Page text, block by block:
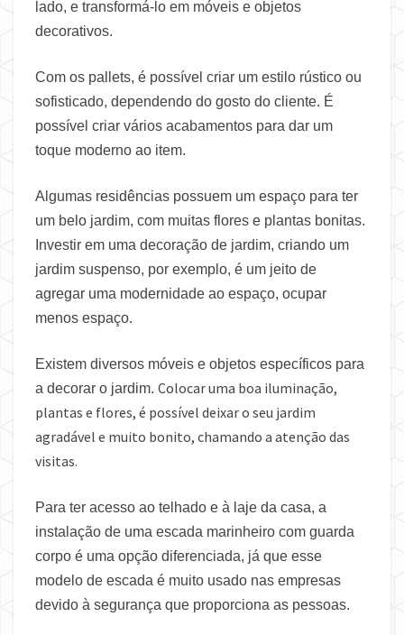
lado, e transformá-lo em móveis e objetos
decorativos.
Com os pallets, é possível criar um estilo rústico ou
sofisticado, dependendo do gosto do cliente. É
possível criar vários acabamentos para dar um
toque moderno ao item.
Algumas residências possuem um espaço para ter
um belo jardim, com muitas flores e plantas bonitas.
Investir em uma decoração de jardim, criando um
jardim suspenso, por exemplo, é um jeito de
agregar uma modernidade ao espaço, ocupar
menos espaço.
Existem diversos móveis e objetos específicos para
a decorar o jardim. Colocar uma boa iluminação,
plantas e flores, é possível deixar o seu jardim
agradável e muito bonito, chamando a atenção das
visitas.
Para ter acesso ao telhado e à laje da casa, a
instalação de uma escada marinheiro com guarda
corpo é uma opção diferenciada, já que esse
modelo de escada é muito usado nas empresas
devido à segurança que proporciona as pessoas.